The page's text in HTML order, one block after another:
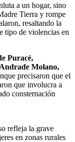
a un hogar, sino
Tierra y rompe
resaltando la
tipo de violencias en
Puracé,
Molano,
precisaron que el
que involucra a
consternación
refleja la grave
en zonas rurales